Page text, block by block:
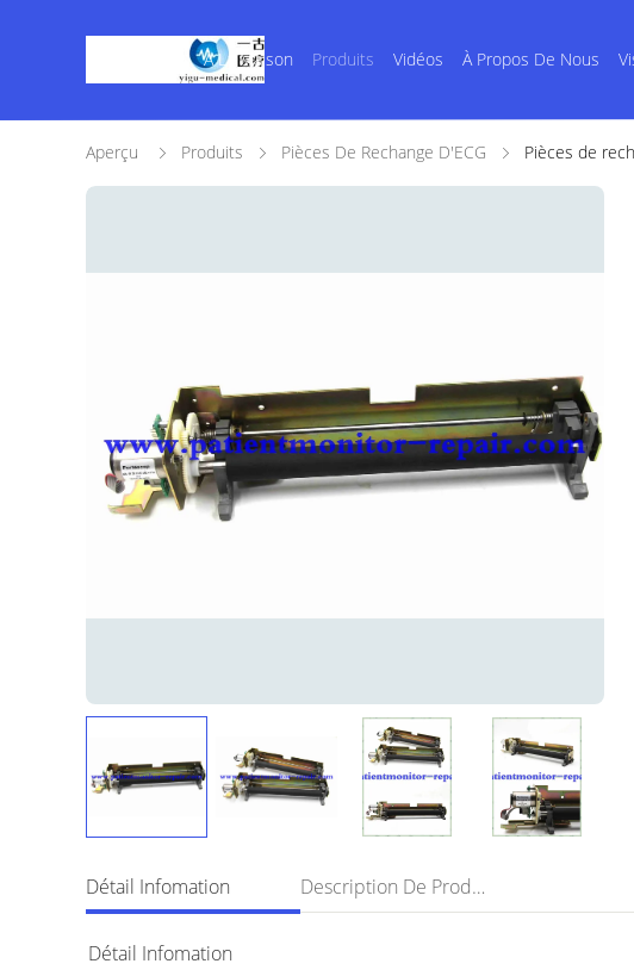
À La Maison Produits Vidéos À Propos De Nous
Aperçu Produits Pièces De Rechange D'ECG Pièces de
Détail Infomation Description De Produit
Détail Infomation